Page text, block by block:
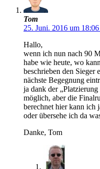
Tom
25. Juni. 2016 um
Hallo,
wenn ich nun nach 90
habe wie heute, wo
beschrieben den Sieger
nächste Begegnung
ja dank der
möglich, aber die
berechnet hier kann ich
oder übersehe ich da
Danke, Tom